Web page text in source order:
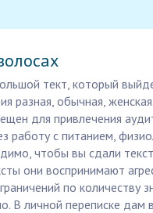
тект, который
разная, обычная,
для привлечения
работу с питанием,
чтобы вы сдали
они воспринимают
по количеству
В личной переписке дам